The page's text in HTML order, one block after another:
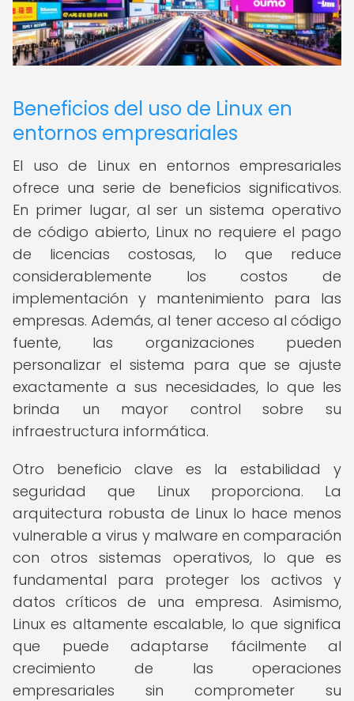
Beneficios del uso de Linux en
entornos empresariales
El uso de Linux en entornos empresariales
ofrece una serie de beneficios significativos.
En primer lugar, al ser un sistema operativo
de código abierto, Linux no requiere el pago
de licencias costosas, lo que reduce
considerablemente los costos de
implementación y mantenimiento para las
empresas. Además, al tener acceso al código
fuente, las organizaciones pueden
personalizar el sistema para que se ajuste
exactamente a sus necesidades, lo que les
brinda un mayor control sobre su
infraestructura informática.
Otro beneficio clave es la estabilidad y
seguridad que Linux proporciona. La
arquitectura robusta de Linux lo hace menos
vulnerable a virus y malware en comparación
con otros sistemas operativos, lo que es
fundamental para proteger los activos y
datos críticos de una empresa. Asimismo,
Linux es altamente escalable, lo que significa
que puede adaptarse fácilmente al
crecimiento de las operaciones
empresariales sin comprometer su